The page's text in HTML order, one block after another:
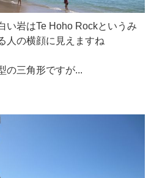
い岩はTe Hoho Rockというみ
人の横顔に見えますね
の三角形ですが...